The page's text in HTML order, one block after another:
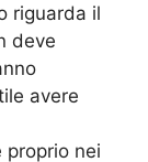
riguarda il
deve
avere
nei